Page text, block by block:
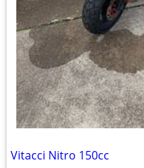
Vitacci Nitro 150cc